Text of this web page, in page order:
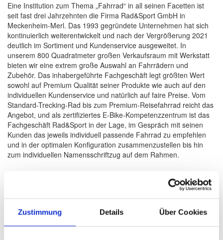
Zustimmung Details Über Cookies
Eine Institution zum Thema „Fahrrad“ in all seinen Facetten ist
seit fast drei Jahrzehnten die Firma Rad&Sport GmbH in
Meckenheim-Merl. Das 1993 gegründete Unternehmen hat sich
kontinuierlich weiterentwickelt und nach der Vergrößerung 2021
deutlich im Sortiment und Kundenservice ausgeweitet. In
unserem 800 Quadratmeter großen Verkaufsraum mit Werkstatt
bieten wir eine extrem große Auswahl an Fahrrädern und
Zubehör. Das inhabergeführte Fachgeschäft legt größten Wert
sowohl auf Premium Qualität seiner Produkte wie auch auf den
individuellen Kundenservice und natürlich auf faire Preise. Vom
Standard-Trecking-Rad bis zum Premium-Reisefahrrad reicht das
Angebot, und als zertifiziertes E-Bike-Kompetenzzentrum ist das
Fachgeschäft Rad&Sport in der Lage, im Gespräch mit seinen
Kunden das jeweils individuell passende Fahrrad zu empfehlen
und in der optimalen Konfiguration zusammenzustellen bis hin
zum individuellen Namensschriftzug auf dem Rahmen.